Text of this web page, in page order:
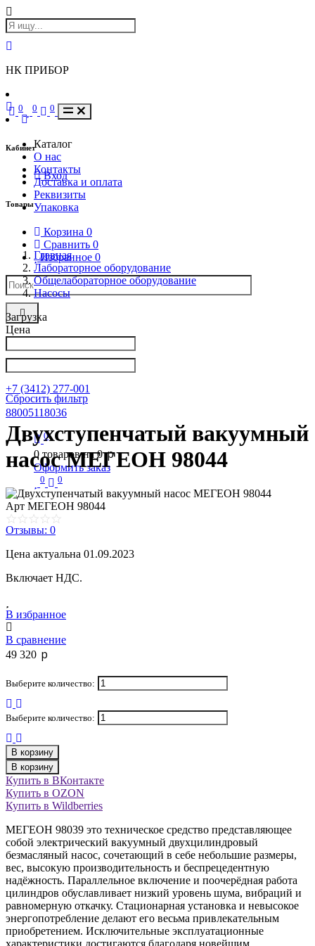
НК ПРИБОР
Кабинет
Вход
Товары
Корзина 0
Сравнить 0
Избранное 0
Написать в Телеграм
+7 (3412) 277-001
88005118036
0
0 товаров на0 p
Оформить заказ
0 0
0 0 0
Каталог
О нас
Контакты
Доставка и оплата
Реквизиты
Упаковка
Главная
Лабораторное оборудование
Общелабораторное оборудование
Насосы
Загрузка
Цена
Сбросить фильтр
Двухступенчатый вакуумный
насос МЕГЕОН 98044
Арт МЕГЕОН 98044
Отзывы: 0
Цена актуальна 01.09.2023
Включает НДС.
В избранное
В сравнение
49 320 p
Выберите количество:
Выберите количество:
В корзину
В корзину
Купить в ВКонтакте
Купить в OZON
Купить в Wildberries
МЕГЕОН 98039 это техническое средство представляющее
собой электрический вакуумный двухцилиндровый
безмасляный насос, сочетающий в себе небольшие размеры,
вес, высокую производительность и беспрецедентную
надёжность. Параллельное включение и поочерёдная работа
цилиндров обуславливает низкий уровень шума, вибраций и
равномерную откачку. Стационарная установка и невысокое
энергопотребление делают его весьма привлекательным
приобретением. Исключительные эксплуатационные